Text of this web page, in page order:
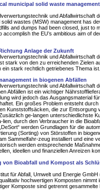
municipal solid waste
und Abfallwirtschaft
wastes (MSW) management has
and dumps had been closed, just to
the EU’s ambitious aim of
Anlage der Zukunft
und Abfallwirtschaft
stark von den zu erreichenden Zielen
ein stark rechtlich getriebenes Thema ist.
in biogenen Abfällen
und Abfallwirtschaft
Abfällen ist ein wichtiger
wird jedoch das Ausgangsmaterial
Ein großes Problem entsteht
Kunststoffsäcken, die zur Entsorgung
ge-langen unterschiedlichste
lien, durch den Verbraucher in die
werden Grundlagen für die
(Sorting) von Störstoffen in
Sammelfahr-zeug installiert und eine
werden entsprechende
ideellen und finanziellen Anreizen
von Bioabfall und Kompost als
für Abfall, Umwelt und Energie GmbH
hochwertigen Komposten
Komposte sind getrennt gesammelte